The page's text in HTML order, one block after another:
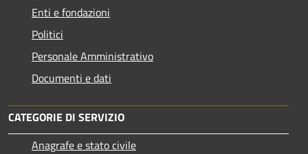
Enti e fondazioni
Politici
Personale Amministrativo
Documenti e dati
CATEGORIE DI SERVIZIO
Anagrafe e stato civile